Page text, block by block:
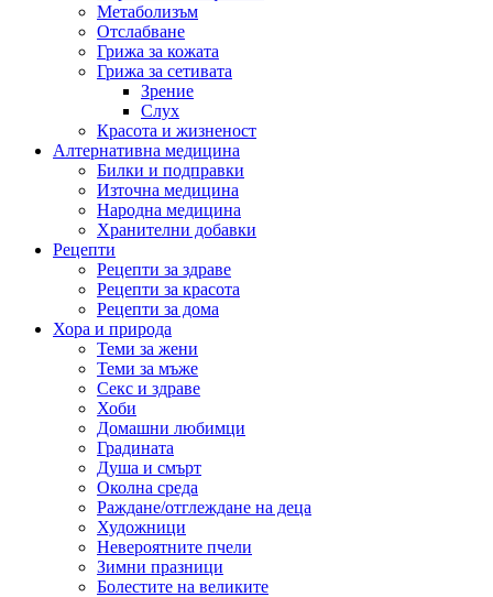
Метаболизъм
Отслабване
Грижа за кожата
Грижа за сетивата
Зрение
Слух
Красота и жизненост
Алтернативна медицина
Билки и подправки
Източна медицина
Народна медицина
Хранителни добавки
Рецепти
Рецепти за здраве
Рецепти за красота
Рецепти за дома
Хора и природа
Теми за жени
Теми за мъже
Секс и здраве
Хоби
Домашни любимци
Градината
Душа и смърт
Околна среда
Раждане/отглеждане на деца
Художници
Невероятните пчели
Зимни празници
Болестите на великите